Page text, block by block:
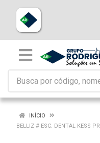
INÍCIO
BELLIZ # ESC. DENTAL KESS